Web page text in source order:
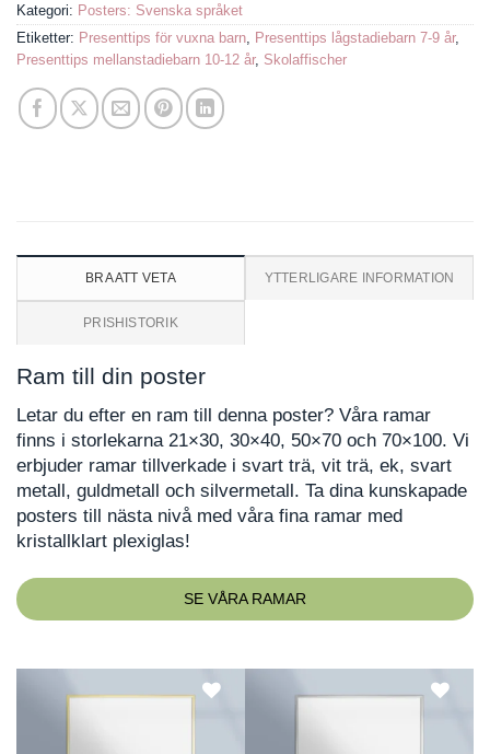
Kategori: Posters: Svenska språket
Etiketter: Presenttips för vuxna barn Presenttips lågstadiebarn 7-9 år,
Presenttips mellanstadiebarn 10-12 år, Skolaffischer
BRA ATT VETA YTTERLIGARE INFORMATION
PRISHISTORIK
Ram till din poster
Letar du efter en ram till denna poster? Våra ramar
finns i storlekarna 21×30, 30×40, 50×70 och 70×100. Vi
erbjuder ramar tillverkade i svart trä, vit trä, ek, svart
metall, guldmetall och silvermetall. Ta dina kunskapade
posters till nästa nivå med våra fina ramar med
kristallklart plexiglas!
SE VÅRA RAMAR